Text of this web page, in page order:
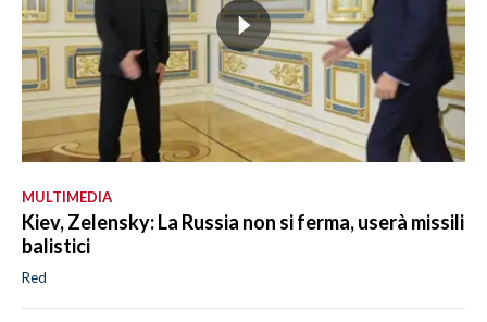
MULTIMEDIA
Kiev, Zelensky: La Russia non si ferma, userà missili
balistici
Red